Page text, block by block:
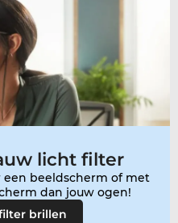
licht filter
beeldscherm of met
dan jouw ogen!
brillen